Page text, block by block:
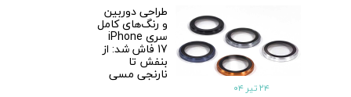
طراحی دوربین
و رنگ‌های کامل
سری iPhone
17 فاش شد: از
بنفش تا
نارنجی مسی
۲۴ تیر ۰۴